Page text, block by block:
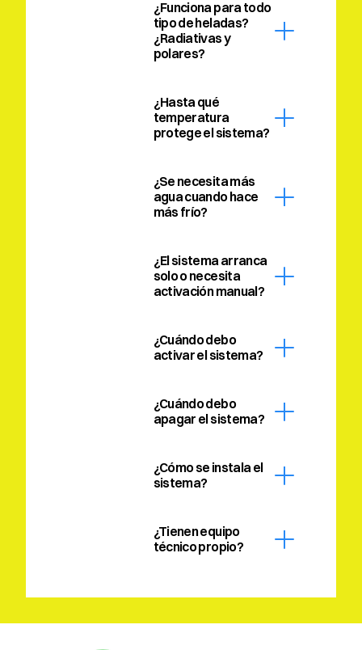
¿Funciona para todo
tipo de heladas?
¿Radiativas y
polares?
¿Hasta qué
temperatura
protege el sistema?
¿Se necesita más
agua cuando hace
más frío?
¿El sistema arranca
solo o necesita
activación manual?
¿Cuándo debo
activar el sistema?
¿Cuándo debo
apagar el sistema?
¿Cómo se instala el
sistema?
¿Tienen equipo
técnico propio?